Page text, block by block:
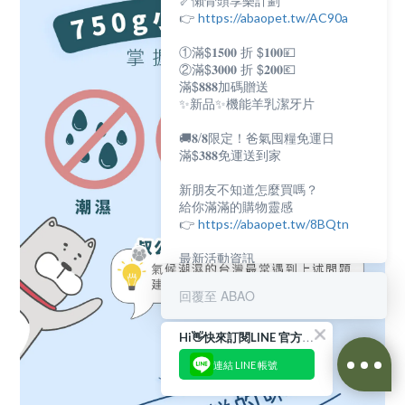
立即購買
👉 https://abaopet.tw/AC90a
①滿$𝟏𝟓𝟎𝟎 折 $𝟏𝟎𝟎💴
②滿$𝟑𝟎𝟎𝟎 折 $𝟐𝟎𝟎💶
滿$𝟖𝟖𝟖加碼贈送
✨新品✨機能羊乳潔牙片
🚚𝟖/𝟖限定！爸氣囤糧免運日
滿$𝟑𝟖𝟖免運送到家
新朋友不知道怎麼買嗎？
給你滿滿的購物靈感
👉 https://abaopet.tw/8BQtn
最新活動資訊
都在LINE@生活圈
👉https://lin.ee/lcet1XR
回覆至 ABAO
Hi👋快來訂閱LINE 官方帳號吧！
連結 LINE 帳號